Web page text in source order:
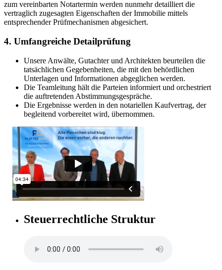
zum vereinbarten Notartermin werden nunmehr detailliert die
vertraglich zugesagten Eigenschaften der Immobilie mittels
entsprechender Prüfmechanismen abgesichert.
4. Umfangreiche Detailprüfung
Unsere Anwälte, Gutachter und Architekten beurteilen die
tatsächlichen Gegebenheiten, die mit den behördlichen
Unterlagen und Informationen abgeglichen werden.
Die Teamleitung hält die Parteien informiert und orchestriert
die auftretenden Abstimmungsgespräche.
Die Ergebnisse werden in den notariellen Kaufvertrag, der
begleitend vorbereitet wird, übernommen.
Steuerrechtliche Struktur